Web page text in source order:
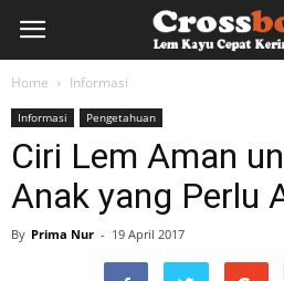
lemkayu.net
Home Informasi
Informasi Pengetahuan
Ciri Lem Aman
Anak yang Perlu
By Prima Nur - 19 April 2017